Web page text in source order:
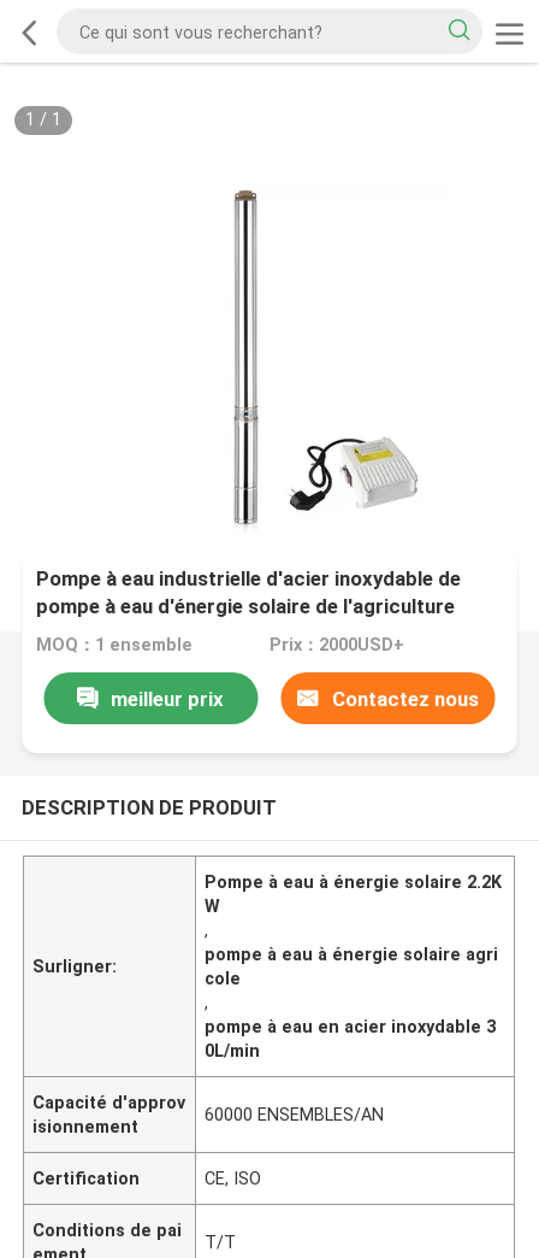
1 / 1
Pompe à eau industrielle d'acier inoxydable de
pompe à eau d'énergie solaire de l'agriculture
2.2KW
MOQ：1 ensemble Prix：2000USD+
meilleur prix Contactez nous
DESCRIPTION DE PRODUIT
Surligner:
Pompe à eau à énergie solaire 2.2K
W
,
pompe à eau à énergie solaire agri
cole
,
pompe à eau en acier inoxydable 3
0L/min
Capacité d'approv
isionnement
60000 ENSEMBLES/AN
Certification CE, ISO
Conditions de pai
ement
T/T